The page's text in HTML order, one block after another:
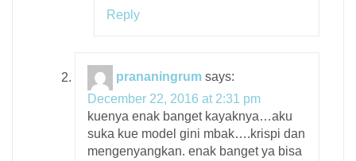
Reply
prananingrum says:
December 22, 2016 at 2:31 pm
kuenya enak banget kayaknya…aku
suka kue model gini mbak….krispi dan
mengenyangkan. enak banget ya bisa